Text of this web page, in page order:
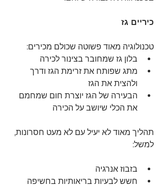
כיריים גז
טכנולוגיה מאוד פשוטה שכולם מכירים:
בלון גז שמחובר בצינור לכירה
מתג שפותח את זרימת הגז ודרך
ולהצית את הגז
הבעירה של הגז יוצרת חום שמחמם
את הכלי שיושב על הכירה
תהליך מאוד לא יעיל עם לא מעט חסרונות,
למשל:
בזבוז אנרגיה
חשש לבעיות בריאותיות בחשיפה